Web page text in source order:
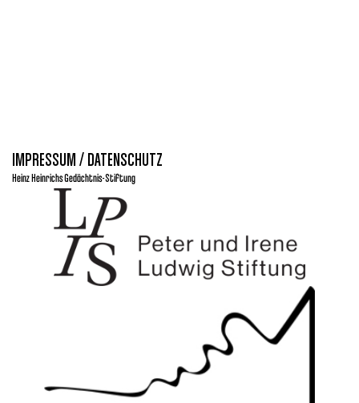
IMPRESSUM / DATENSCHUTZ
Heinz Heinrichs Gedächtnis-Stiftung